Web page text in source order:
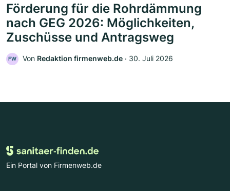
Förderung für die Rohrdämmung
nach GEG 2026: Möglichkeiten,
Zuschüsse und Antragsweg
FW Von Redaktion firmenweb.de ‧ 30. Juli 2026
Ein Portal von Firmenweb.de